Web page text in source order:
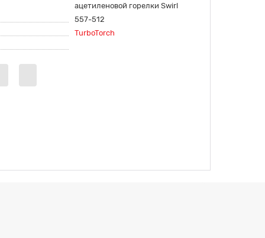
ацетиленовой горелки Swirl
557-512
TurboTorch